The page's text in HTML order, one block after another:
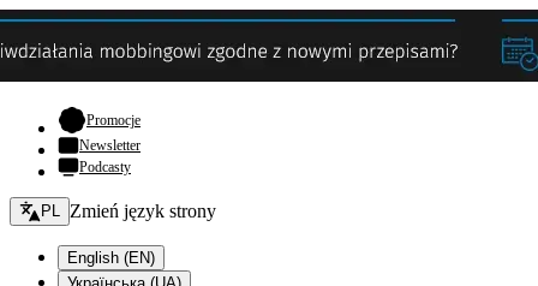
Promocje- otwiera się w nowej karcie
Newsletter
Podcasty
Zmień język - bieżący:
PL Zmień język strony
English (EN)